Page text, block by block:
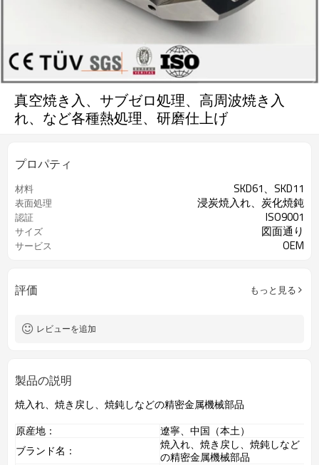
真空焼き入、サブゼロ処理、高周波焼き入
れ、など各種熱処理、研磨仕上げ
プロパティ
材料 SKD61、SKD11
表面処理 浸炭焼入れ、炭化焼鈍
認証 ISO9001
サイズ 図面通り
サービス OEM
評価 もっと見る
レビューを追加
製品の説明
焼入れ、焼き戻し、焼鈍しなどの精密金属機械部品
原産地：
遼寧、中国（本土）
ブランド名：
焼入れ、焼き戻し、焼鈍しなど
の精密金属機械部品